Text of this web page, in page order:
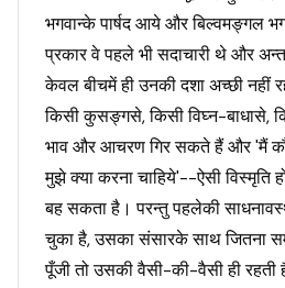
भगवान्के पार्षद आये और बिल्वमङ्गल
प्रकार वे पहले भी सदाचारी थे और
केवल बीचमें ही उनकी दशा अच्छी नहीं
किसी कुसङ्गसे, किसी विघ्न-बाधासे,
भाव और आचरण गिर सकते हैं और 'मैं
मुझे क्या करना चाहिये'--ऐसी विस्मृति
बह सकता है। परन्तु पहलेकी
चुका है, उसका संसारके साथ जितना
पूँजी तो उसकी वैसी-की-वैसी ही रहती